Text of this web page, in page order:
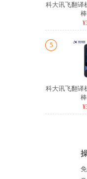
科大讯飞翻译
5
科大讯飞翻译